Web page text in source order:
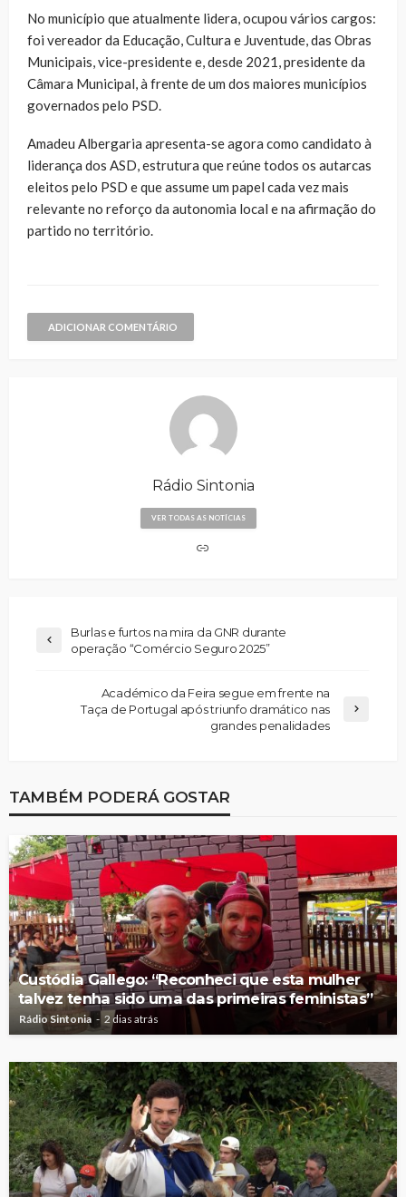
No município que atualmente lidera, ocupou vários cargos:
foi vereador da Educação, Cultura e Juventude, das Obras
Municipais, vice-presidente e, desde 2021, presidente da
Câmara Municipal, à frente de um dos maiores municípios
governados pelo PSD.
Amadeu Albergaria apresenta-se agora como candidato à
liderança dos ASD, estrutura que reúne todos os autarcas
eleitos pelo PSD e que assume um papel cada vez mais
relevante no reforço da autonomia local e na afirmação do
partido no território.
ADICIONAR COMENTÁRIO
Rádio Sintonia
VER TODAS AS NOTÍCIAS
Burlas e furtos na mira da GNR durante
operação “Comércio Seguro 2025”
Académico da Feira segue em frente na
Taça de Portugal após triunfo dramático nas
grandes penalidades
TAMBÉM PODERÁ GOSTAR
Custódia Gallego: “Reconheci que esta mulher
talvez tenha sido uma das primeiras feministas”
Rádio Sintonia 2 dias atrás